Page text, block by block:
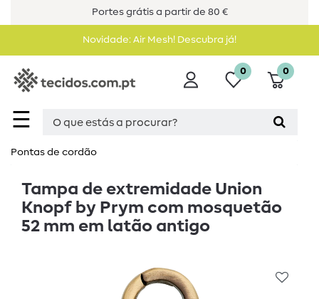
Portes grátis a partir de 80 €
Novidade: Air Mesh! Descubra já!
☰
0 0
Pontas de cordão
Tampa de extremidade Union
Knopf by Prym com mosquetão
52 mm em latão antigo